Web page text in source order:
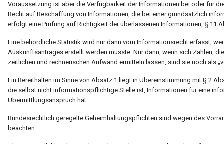
Voraussetzung ist aber die Verfügbarkeit der Informationen bei oder für
Recht auf Beschaffung von Informationen, die bei einer grundsätzlich
erfolgt eine Prüfung auf Richtigkeit der überlassenen Informationen, § 11
Eine behördliche Statistik wird nur dann vom Informationsrecht erfasst,
Auskunftsantrages erstellt werden müsste. Nur dann, wenn sich Zahlen,
zeitlichen und rechnerischen Aufwand ermitteln lassen, sind sie noch als
Ein Bereithalten im Sinne von Absatz 1 liegt in Übereinstimmung mit § 2
die selbst nicht informationspflichtige Stelle ist, Informationen für eine
Übermittlungsanspruch hat.
Bundesrechtlich geregelte Geheimhaltungspflichten sind wegen des
beachten.